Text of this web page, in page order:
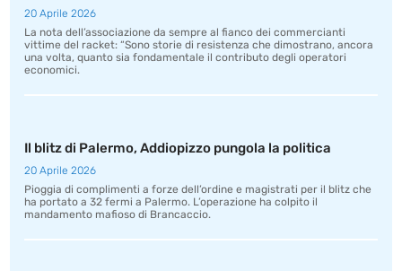
20 Aprile 2026
La nota dell’associazione da sempre al fianco dei commercianti
vittime del racket: “Sono storie di resistenza che dimostrano, ancora
una volta, quanto sia fondamentale il contributo degli operatori
economici.
Il blitz di Palermo, Addiopizzo pungola la politica
20 Aprile 2026
Pioggia di complimenti a forze dell’ordine e magistrati per il blitz che
ha portato a 32 fermi a Palermo. L’operazione ha colpito il
mandamento mafioso di Brancaccio.